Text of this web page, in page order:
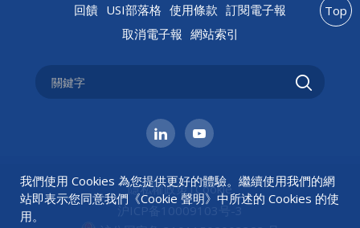
回饋 USI部落格 使用條款 訂閱電子報
取消電子報 網站索引
隱私權政策 |Cookie
沪ICP备10009103号-3
Top
我們使用 Cookies 為您提供更好的體驗。繼續使用我們的網
站即表示您同意我們《Cookie 聲明》中所述的 Cookies 的使
用。